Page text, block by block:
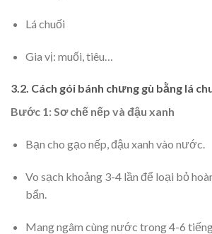
Lá chuối
Gia vị: muối, tiêu…
3.2. Cách gói bánh chưng gù bằng lá
Bước 1: Sơ chế nếp và đậu xanh
Bạn cho gạo nếp, đậu xanh vào nước.
Vo sạch khoảng 3-4 lần để loại bỏ
bẩn.
Mang ngâm cùng nước trong 4-6